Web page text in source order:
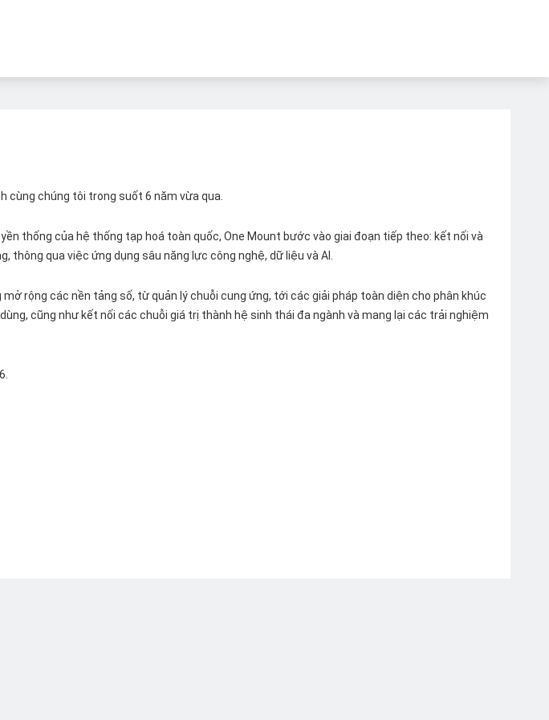
cùng chúng tôi trong suốt 6 năm vừa qua.
thống của hệ thống tạp hoá toàn quốc, One Mount bước vào giai đoạn tiếp theo: kết nối và
qua việc ứng dụng sâu năng lực công nghệ, dữ liệu và AI.
rộng các nền tảng số, từ quản lý chuỗi cung ứng, tới các giải pháp toàn diện cho phân khúc
cũng như kết nối các chuỗi giá trị thành hệ sinh thái đa ngành và mang lại các trải nghiệm